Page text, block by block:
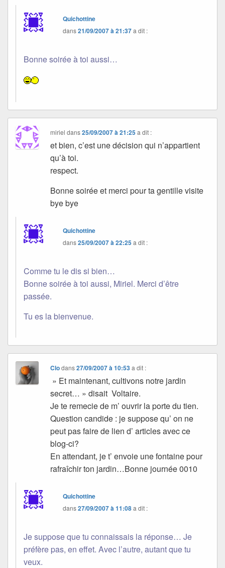
Quichottine
dans21/09/2007 à 21:37a dit :
Bonne soirée à toi aussi…
miriel dans25/09/2007 à 21:25 a dit :
et bien, c’est une décision qui n’appartient
qu’à toi.
respect.
Bonne soirée et merci pour ta gentille visite
bye bye
Quichottine
dans25/09/2007 à 22:25a dit :
Comme tu le dis si bien…
Bonne soirée à toi aussi, Miriel. Merci d’être
passée.
Tu es la bienvenue.
Clodans27/09/2007 à 10:53 a dit :
» Et maintenant, cultivons notre jardin
secret… » disait Voltaire.
Je te remecie de m’ ouvrir la porte du tien.
Question candide : je suppose qu’ on ne
peut pas faire de lien d’ articles avec ce
blog-ci?
En attendant, je t’ envoie une fontaine pour
rafraîchir ton jardin…Bonne journée 0010
Quichottine
dans27/09/2007 à 11:08a dit :
Je suppose que tu connaissais la réponse… Je
préfère pas, en effet. Avec l’autre, autant que tu
veux.